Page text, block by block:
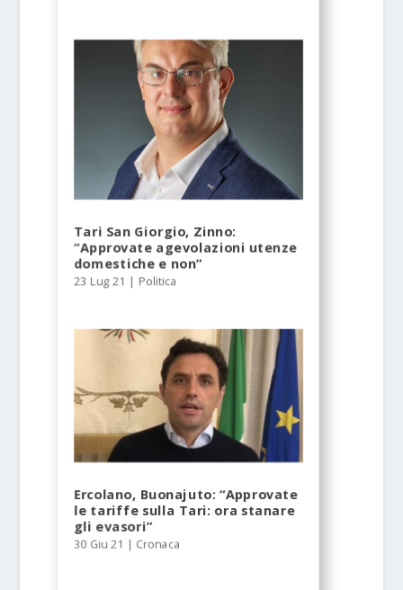
Tari San Giorgio, Zinno:
“Approvate agevolazioni utenze
domestiche e non”
23 Lug 21 | Politica
Ercolano, Buonajuto: “Approvate
le tariffe sulla Tari: ora stanare
gli evasori”
30 Giu 21 | Cronaca